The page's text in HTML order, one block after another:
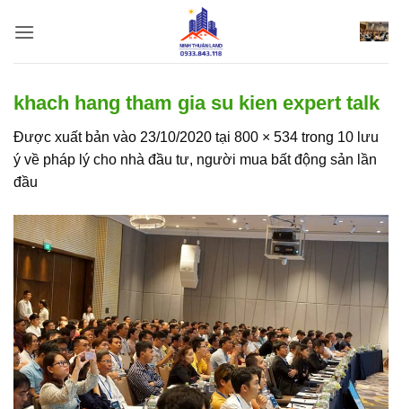
qua
khach hang tham gia su kien expert talk
Được xuất bản vào 23/10/2020 tại 800 × 534 trong 10 lưu
ý về pháp lý cho nhà đầu tư, người mua bất động sản lần
đầu